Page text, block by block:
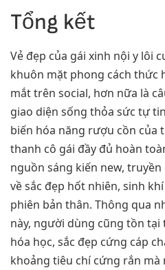
Tổng kết
Vẻ đẹp của gái xinh nội y lôi
khuôn mặt phong cách thức
mắt trên social, hơn nữa là
giao diện sống thỏa sức tự
biến hóa năng rượu cồn của
thanh cô gái đầy đủ hoàn
nguồn sáng kiến new,
về sắc đẹp hốt nhiên, sinh
phiên bản thân. Thông qua
này, người dùng cũng tồn
hóa học, sắc đẹp cứng cáp
khoảng tiêu chí cứng rắn